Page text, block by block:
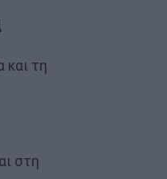
τη
στη